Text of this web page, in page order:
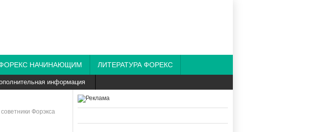
НАЧИНАЮЩИМ ЛИТЕРАТУРА ФОРЕКС
информация
Форэкса